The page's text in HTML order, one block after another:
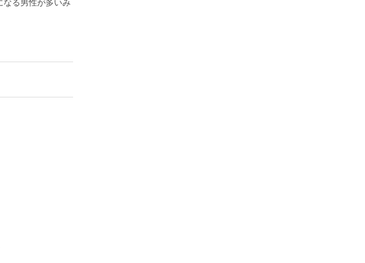
なる男性が多いみ